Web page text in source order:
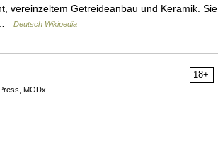
vereinzeltem Getreideanbau und Keramik. Sie
…
Deutsch Wikipedia
18+
MODx.